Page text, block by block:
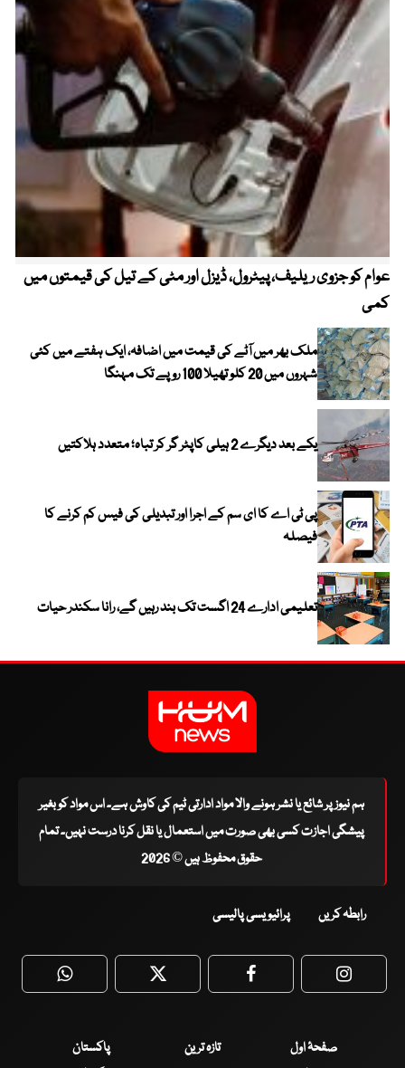
عوام کو جزوی ریلیف، پیٹرول، ڈیزل اور مٹی کے تیل کی قیمتوں میں
کمی
ملک بھر میں آٹے کی قیمت میں اضافہ، ایک ہفتے میں کئی
شہروں میں 20 کلو تھیلا 100 روپے تک مہنگا
یکے بعد دیگرے 2 ہیلی کاپٹر گر کر تباہ؛ متعدد ہلاکتیں
پی ٹی اے کا ای سم کے اجرا اور تبدیلی کی فیس کم کرنے کا
فیصلہ
تعلیمی ادارے 24 اگست تک بند رہیں گے، رانا سکندر حیات
ہم نیوز پر شائع یا نشر ہونے والا مواد ادارتی ٹیم کی کاوش ہے۔ اس مواد کو بغیر
پیشگی اجازت کسی بھی صورت میں استعمال یا نقل کرنا درست نہیں۔ تمام
حقوق محفوظ ہیں © 2026
رابطہ کریں پرائیویسی پالیسی
WhatsApp Twitter Facebook
صفحۂ اول تازہ ترین
پاکستان